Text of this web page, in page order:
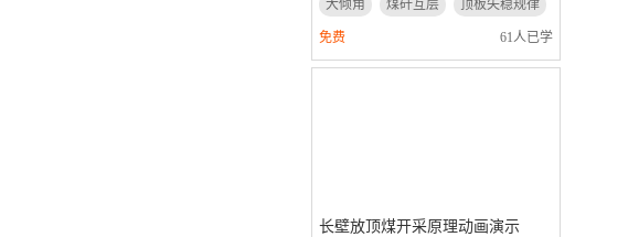
大倾角 煤矸互层
顶板失稳规律
支架的影响研究
免费 61人已学
长壁放顶煤开采原理动画演示